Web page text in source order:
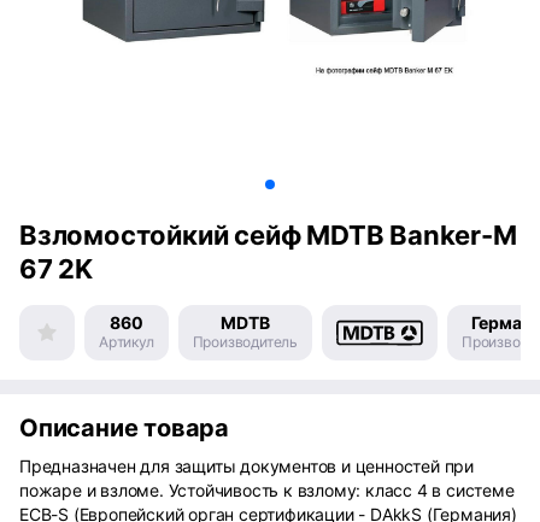
Взломостойкий сейф MDTB Banker-M
67 2K
860
Артикул
MDTB
Производитель
Описание товара
Предназначен для защиты документов и ценностей при
пожаре и взломе. Устойчивость к взлому: класс 4 в системе
ECB-S (Европейский орган сертификации - DAkkS (Германия)